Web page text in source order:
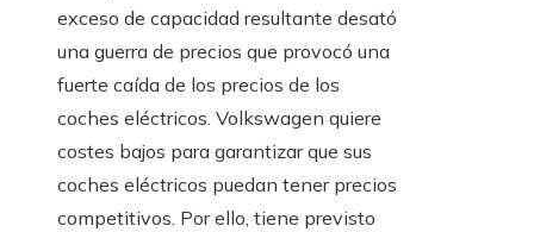
exceso de capacidad resultante desató
una guerra de precios que provocó una
fuerte caída de los precios de los
coches eléctricos. Volkswagen quiere
costes bajos para garantizar que sus
coches eléctricos puedan tener precios
competitivos. Por ello, tiene previsto